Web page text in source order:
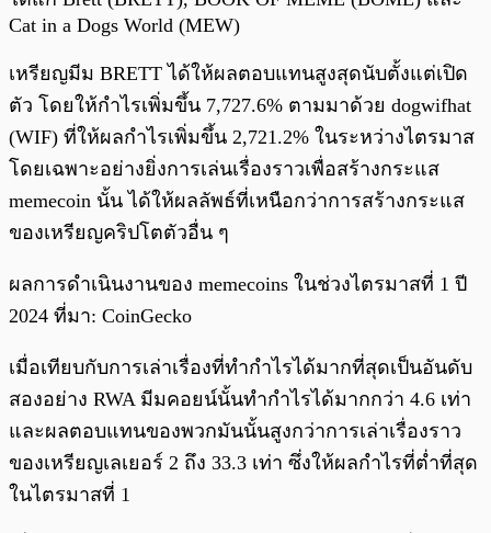
Cat in a Dogs World (MEW)
เหรียญมีม BRETT ได้ให้ผลตอบแทนสูงสุดนับตั้งแต่เปิด
ตัว โดยให้กำไรเพิ่มขึ้น 7,727.6% ตามมาด้วย dogwifhat
(WIF) ที่ให้ผลกำไรเพิ่มขึ้น 2,721.2% ในระหว่างไตรมาส
โดยเฉพาะอย่างยิ่งการเล่นเรื่องราวเพื่อสร้างกระแส
memecoin นั้น ได้ให้ผลลัพธ์ที่เหนือกว่าการสร้างกระแส
ของเหรียญคริปโตตัวอื่น ๆ
ผลการดำเนินงานของ memecoins ในช่วงไตรมาสที่ 1 ปี
2024 ที่มา: CoinGecko
เมื่อเทียบกับการเล่าเรื่องที่ทำกำไรได้มากที่สุดเป็นอันดับ
สองอย่าง RWA มีมคอยน์นั้นทำกำไรได้มากกว่า 4.6 เท่า
และผลตอบแทนของพวกมันนั้นสูงกว่าการเล่าเรื่องราว
ของเหรียญเลเยอร์ 2 ถึง 33.3 เท่า ซึ่งให้ผลกำไรที่ต่ำที่สุด
ในไตรมาสที่ 1